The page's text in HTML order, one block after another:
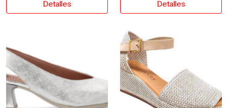
Detalles Detalles